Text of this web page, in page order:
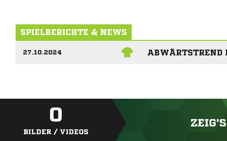
SPIELBERICHTE & NEWS
27.10.2024 ABWÄRTSTREND
0
BILDER / VIDEOS